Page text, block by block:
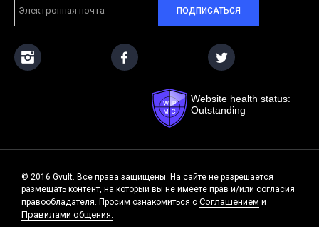
ПОДПИСАТЬСЯ
Website health status:
Outstanding
© 2016 Gvult. Все права защищены. На сайте не разрешается
размещать контент, на который вы не имеете прав и/или согласия
правообладателя. Просим ознакомиться с Соглашением и
Правилами общения.